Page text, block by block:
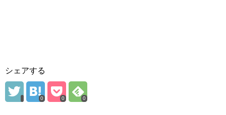
シェアする
0 0 0